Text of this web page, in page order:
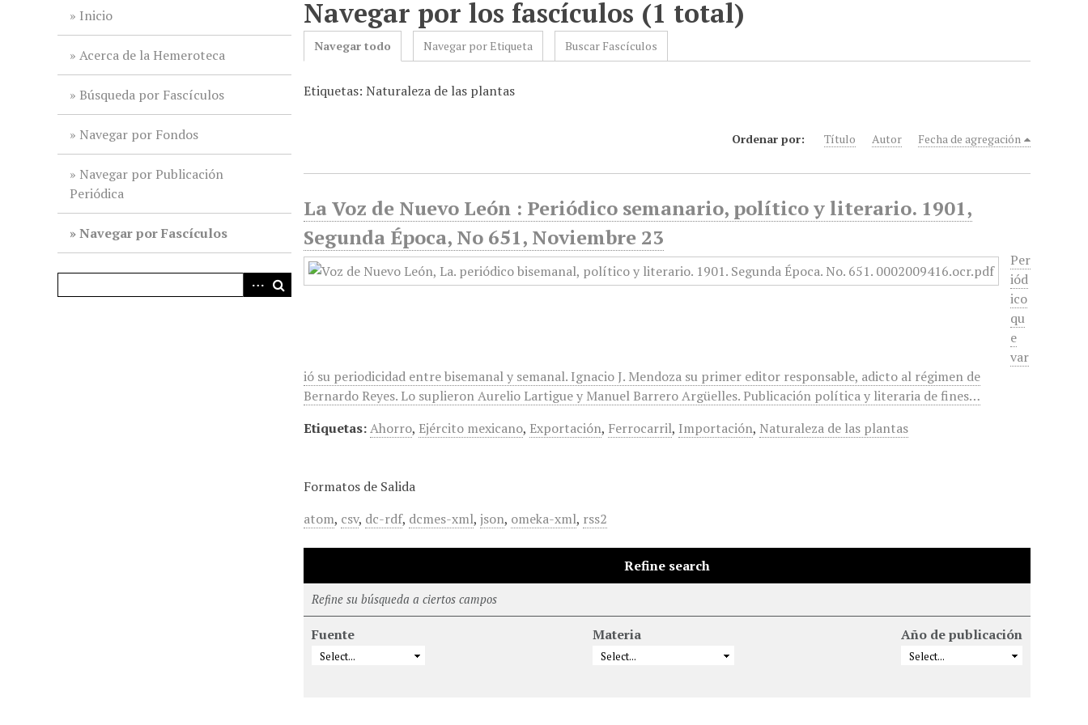
Inicio
Acerca de la Hemeroteca
Búsqueda por Fascículos
Navegar por Fondos
Navegar por Publicación
Periódica
Navegar por Fascículos
Navegar por los fascículos (1 total)
Navegar todo Navegar por Etiqueta Buscar Fascículos
Etiquetas: Naturaleza de las plantas
Ordenar por: Título Autor Fecha de agregación
La Voz de Nuevo León : Periódico semanario, político y literario. 1901,
Segunda Época, No 651, Noviembre 23
Per
iód
ico
qu
e
var
ió su periodicidad entre bisemanal y semanal. Ignacio J. Mendoza su primer editor responsable, adicto al régimen de
Bernardo Reyes. Lo suplieron Aurelio Lartigue y Manuel Barrero Argüelles. Publicación política y literaria de fines…
Etiquetas:Ahorro, Ejército mexicano, Exportación, Ferrocarril, Importación, Naturaleza de las plantas
Formatos de Salida
atom, csv, dc-rdf, dcmes-xml,json, omeka-xml, rss2
Refine search
Refine su búsqueda a ciertos campos
Fuente Materia Año de publicación